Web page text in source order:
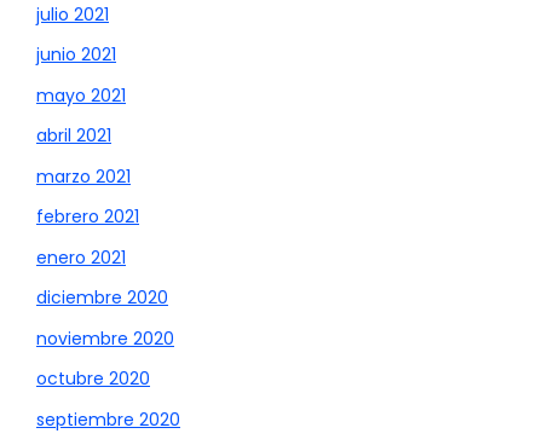
julio 2021
junio 2021
mayo 2021
abril 2021
marzo 2021
febrero 2021
enero 2021
diciembre 2020
noviembre 2020
octubre 2020
septiembre 2020